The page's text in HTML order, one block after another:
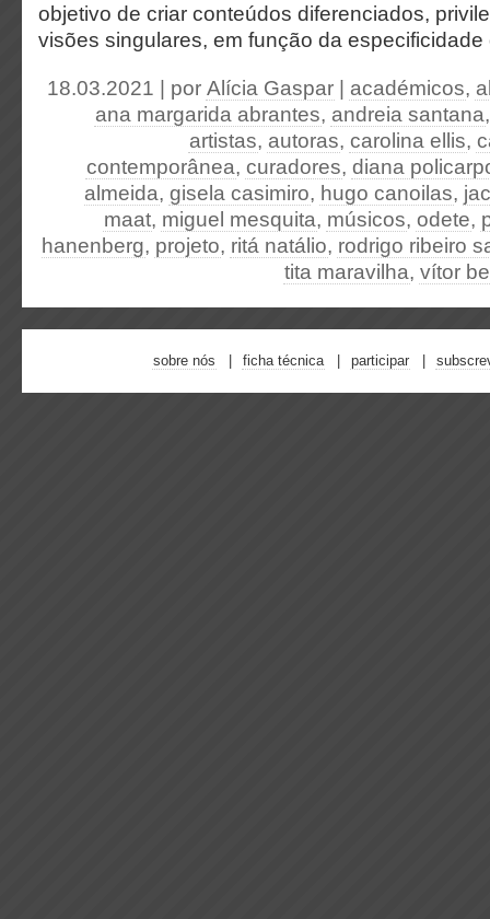
objetivo de criar conteúdos diferenciados,
visões singulares, em função da especificidade
18.03.2021 | por Alícia Gaspar académicos,
ana margarida abrantes, andreia santana
artistas, autoras, carolina ellis,
contemporânea, curadores, diana
almeida, gisela casimiro, hugo canoilas,
maat, miguel mesquita, músicos, odete,
hanenberg, projeto, ritá natálio, rodrigo ribeiro
tita maravilha, vítor
sobre nós ficha técnica participar